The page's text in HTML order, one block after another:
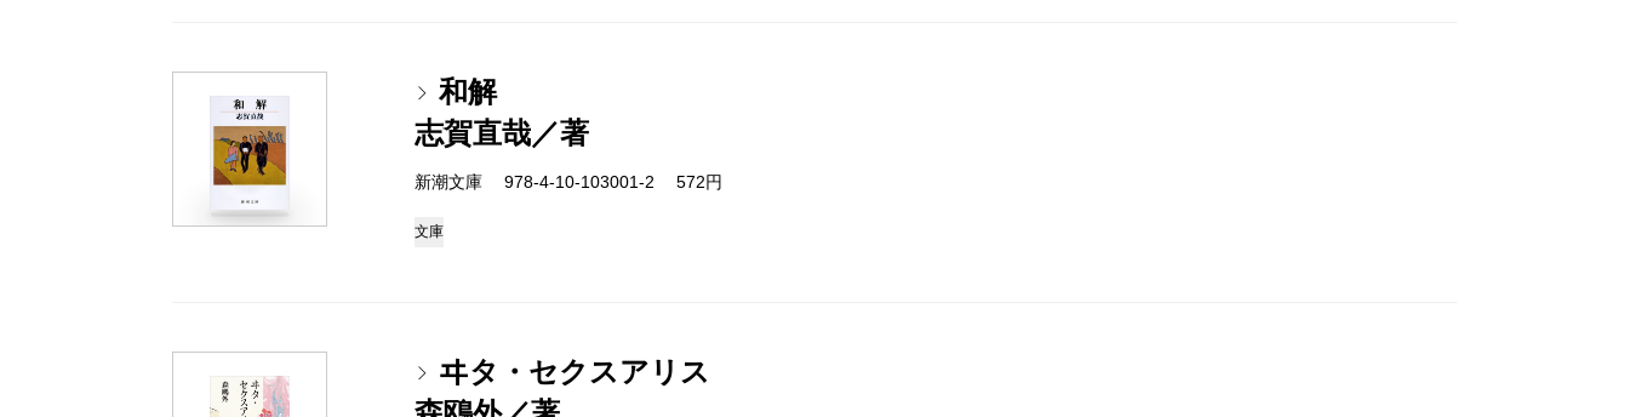
和解
志賀直哉／著
新潮文庫 978-4-10-103001-2 572円
文庫
ヰタ・セクスアリス